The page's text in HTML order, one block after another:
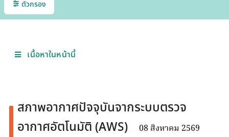
ตัวกรอง
เนื้อหาในหน้านี้
สภาพอากาศปัจจุบันจากระบบตรวจ
อากาศอัตโนมัติ (AWS)
08 สิงหาคม 2569